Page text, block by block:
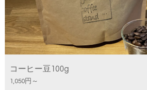
コーヒー豆100g
1,050円～